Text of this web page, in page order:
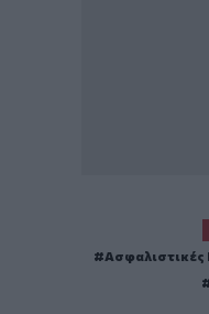
Ασφαλιστικές